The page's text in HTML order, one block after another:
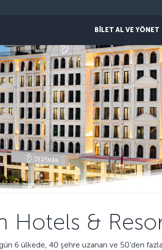
BİLET AL VE YÖNET
Hotels &
6 ülkede, 40 şehre uzanan ve 50’den